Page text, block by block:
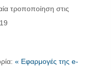
τροποποίηση στις
« Εφαρμογές της e-